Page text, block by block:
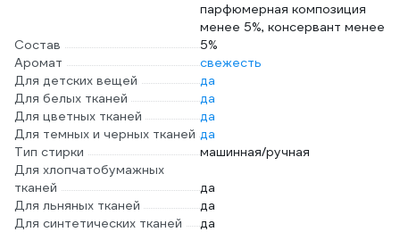
Состав
парфюмерная композиция
менее 5%, консервант менее
5%
Аромат
свежесть
Для детских вещей
да
Для белых тканей
да
Для цветных тканей
да
Для темных и черных тканей да
Тип стирки
машинная/ручная
Для хлопчатобумажных
тканей
да
Для льняных тканей
да
Для синтетических тканей
да